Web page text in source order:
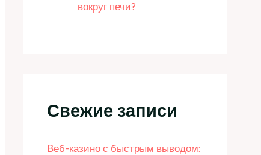
вокруг печи?
Свежие записи
Веб-казино с быстрым выводом: